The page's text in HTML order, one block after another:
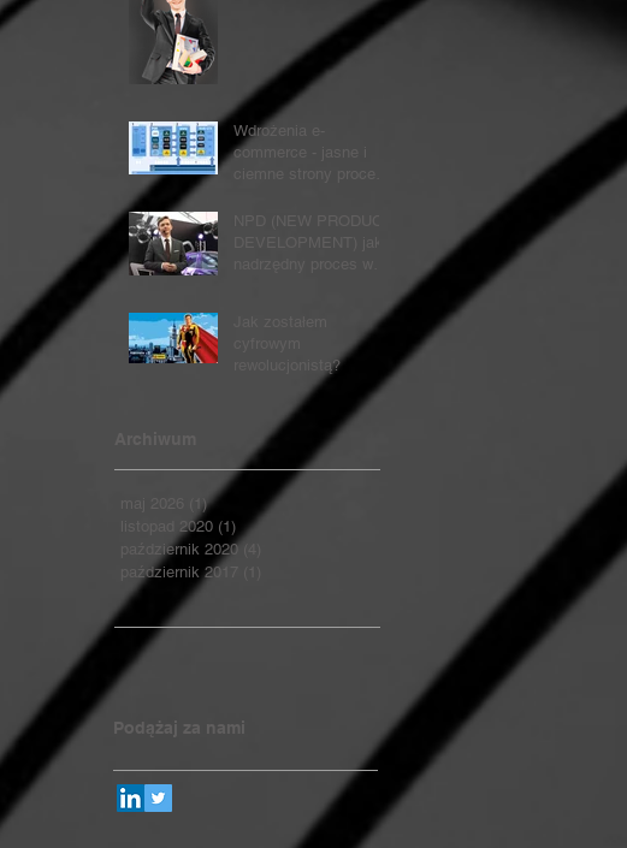
Wdrożenia e-
commerce - jasne i
rewolucjonistą?
(1)1 post
listopad 2020 (1) 1 post
październik 2020 (4)
październik 2017
Podążaj za nami